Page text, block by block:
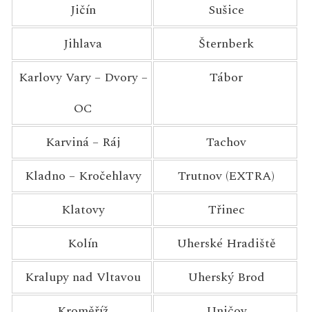
Jičín
Sušice
Jihlava
Šternberk
Karlovy Vary – Dvory –
OC
Tábor
Karviná – Ráj
Tachov
Kladno – Kročehlavy
Trutnov (EXTRA)
Klatovy
Třinec
Kolín
Uherské Hradiště
Kralupy nad Vltavou
Uherský Brod